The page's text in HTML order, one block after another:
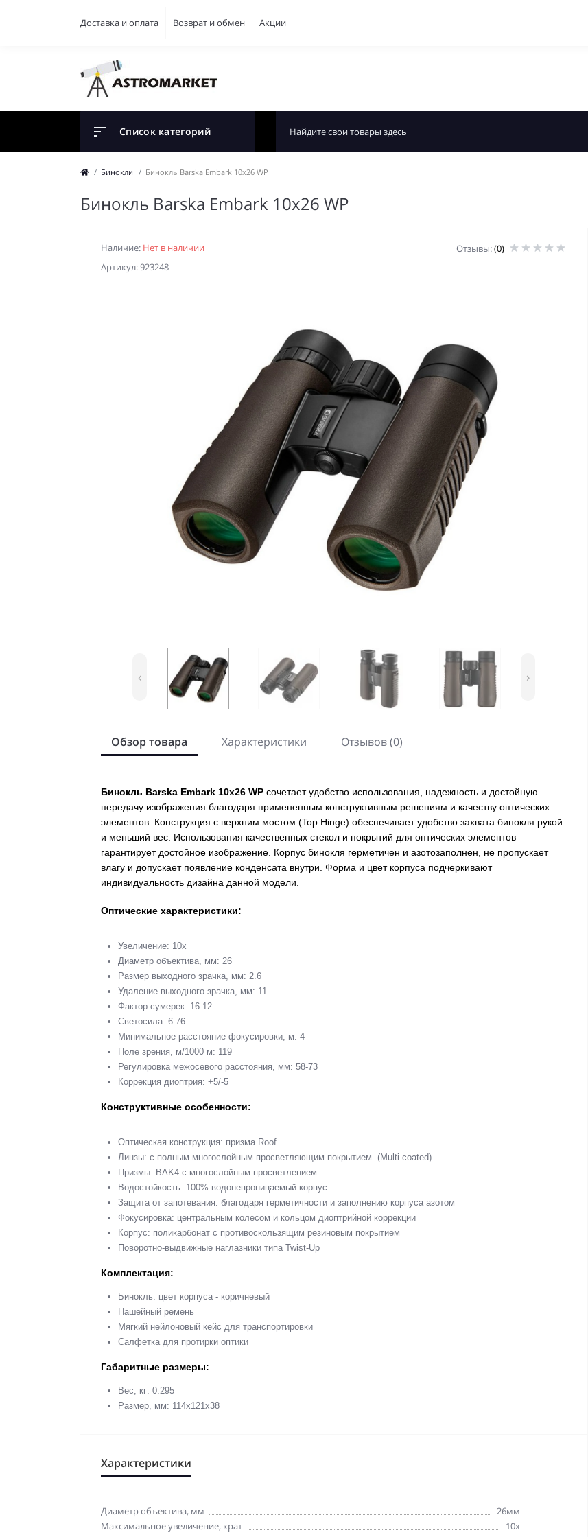
Доставка и оплата Возврат и обмен Акции
Список категорий
Бинокли Бинокль Barska Embark 10x26 WP
Бинокль Barska Embark 10x26 WP
Наличие: Нет в наличии
Артикул: 923248
Отзывы:(0)
‹ ›
Обзор товара Характеристики Отзывов (0)
Бинокль Barska Embark 10x26 WP сочетает удобство использования, надежность и достойную
передачу изображения благодаря примененным конструктивным решениям и качеству оптических
элементов. Конструкция с верхним мостом (Top Hinge) обеспечивает удобство захвата бинокля рукой
и меньший вес. Использования качественных стекол и покрытий для оптических элементов
гарантирует достойное изображение. Корпус бинокля герметичен и азотозаполнен, не пропускает
влагу и допускает появление конденсата внутри. Форма и цвет корпуса подчеркивают
индивидуальность дизайна данной модели.
Оптические характеристики:
Увеличение: 10x
Диаметр объектива, мм: 26
Размер выходного зрачка, мм: 2.6
Удаление выходного зрачка, мм: 11
Фактор сумерек: 16.12
Светосила: 6.76
Минимальное расстояние фокусировки, м: 4
Поле зрения, м/1000 м: 119
Регулировка межосевого расстояния, мм: 58-73
Коррекция диоптрия: +5/-5
Конструктивные особенности:
Оптическая конструкция: призма Roof
Линзы: с полным многослойным просветляющим покрытием (Multi coated)
Призмы: BAK4 с многослойным просветлением
Водостойкость: 100% водонепроницаемый корпус
Защита от запотевания: благодаря герметичности и заполнению корпуса азотом
Фокусировка: центральным колесом и кольцом диоптрийной коррекции
Корпус: поликарбонат с противоскользящим резиновым покрытием
Поворотно-выдвижные наглазники типа Twist-Up
Комплектация:
Бинокль: цвет корпуса - коричневый
Нашейный ремень
Мягкий нейлоновый кейс для транспортировки
Салфетка для протирки оптики
Габаритные размеры:
Вес, кг: 0.295
Размер, мм: 114x121x38
Характеристики
Диаметр объектива, мм
26мм
Максимальное увеличение, крат
10x